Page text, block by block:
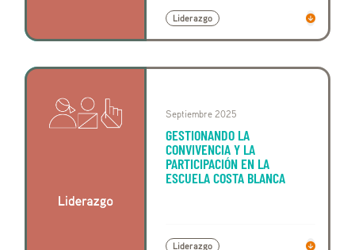
Liderazgo
Septiembre 2025
GESTIONANDO LA
CONVIVENCIA Y LA
PARTICIPACIÓN EN LA
ESCUELA COSTA BLANCA
Liderazgo